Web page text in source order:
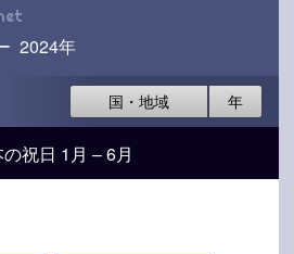
2024年
国・地域 年
の祝日 1月 – 6月